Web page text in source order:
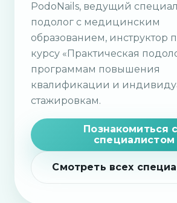
PodoNails, ведущий
подолог с медицинским
образованием, инструктор
курсу «Практическая
программам повышения
квалификации и
стажировкам.
Познакомиться
специалистом
Смотреть всех